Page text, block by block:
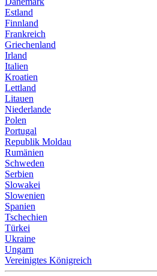
Estland
Finnland
Frankreich
Griechenland
Irland
Italien
Kroatien
Lettland
Litauen
Niederlande
Polen
Portugal
Republik Moldau
Rumänien
Schweden
Serbien
Slowakei
Slowenien
Spanien
Tschechien
Türkei
Ukraine
Ungarn
Vereinigtes Königreich